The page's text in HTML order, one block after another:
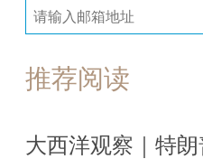
推荐阅读
大西洋观察｜特